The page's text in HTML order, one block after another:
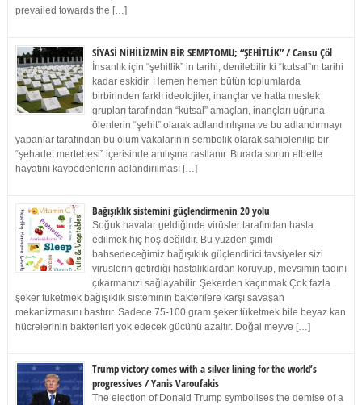
prevailed towards the […]
SİYASİ NİHİLİZMİN BİR SEMPTOMU; “ŞEHİTLİK” / Cansu Çöl
İnsanlık için “şehitlik” in tarihi, denilebilir ki “kutsal”ın tarihi
kadar eskidir. Hemen hemen bütün toplumlarda
birbirinden farklı ideolojiler, inançlar ve hatta meslek
grupları tarafından “kutsal” amaçları, inançları uğruna
ölenlerin “şehit” olarak adlandırılışına ve bu adlandırmayı
yapanlar tarafından bu ölüm vakalarının sembolik olarak sahiplenilip bir
“şehadet mertebesi” içerisinde anılışına rastlanır. Burada sorun elbette
hayatını kaybedenlerin adlandırılması […]
Bağışıklık sistemini güçlendirmenin 20 yolu
Soğuk havalar geldiğinde virüsler tarafından hasta
edilmek hiç hoş değildir. Bu yüzden şimdi
bahsedeceğimiz bağışıklık güçlendirici tavsiyeler sizi
virüslerin getirdiği hastalıklardan koruyup, mevsimin tadını
çıkarmanızı sağlayabilir. Şekerden kaçınmak Çok fazla
şeker tüketmek bağışıklık sisteminin bakterilere karşı savaşan
mekanizmasını bastırır. Sadece 75-100 gram şeker tüketmek bile beyaz kan
hücrelerinin bakterileri yok edecek gücünü azaltır. Doğal meyve […]
Trump victory comes with a silver lining for the world’s
progressives / Yanis Varoufakis
The election of Donald Trump symbolises the demise of a